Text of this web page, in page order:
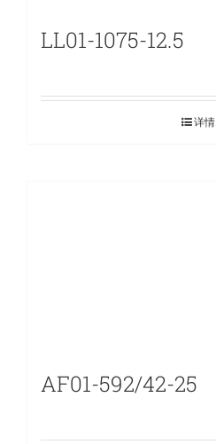
LL01-1075-12.5
详情
AF01-592/42-25